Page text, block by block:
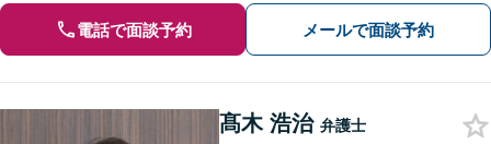
電話で面談予約 メールで面談予約
髙木 浩治 弁護士